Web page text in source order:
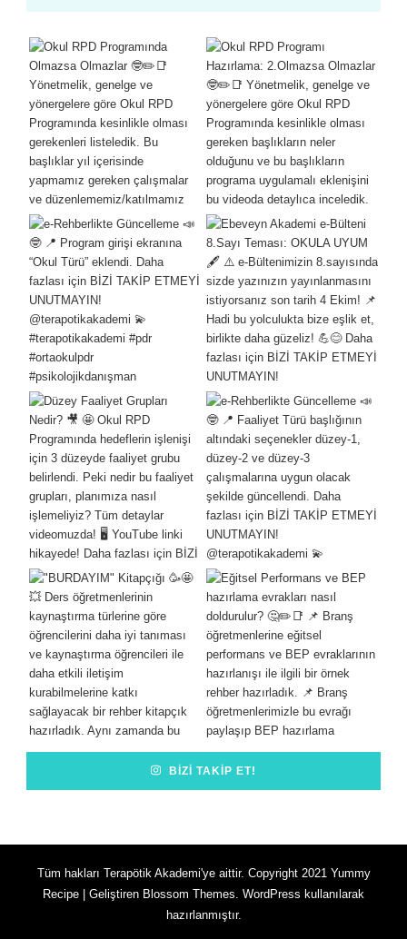
BIZI TAKIP ET!
Tüm hakları Terapötik Akademi'ye aittir. Copyright 2021 Yummy
Recipe | Geliştiren Blossom Themes WordPress kullanılarak
hazırlanmıştır.